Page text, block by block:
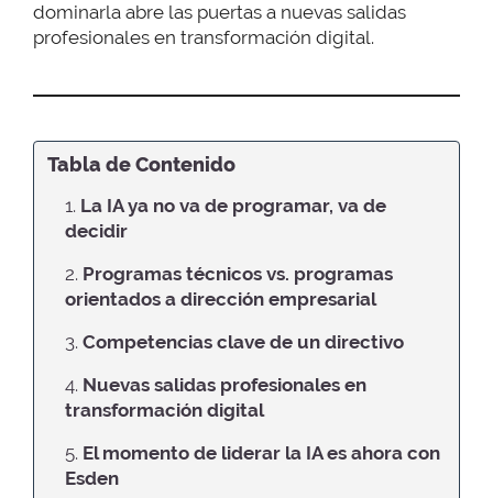
dominarla abre las puertas a nuevas salidas
profesionales en transformación digital.
Tabla de Contenido
1. La IA ya no va de programar, va de
decidir
2. Programas técnicos vs. programas
orientados a dirección empresarial
3. Competencias clave de un directivo
4. Nuevas salidas profesionales en
transformación digital
5. El momento de liderar la IA es ahora con
Esden